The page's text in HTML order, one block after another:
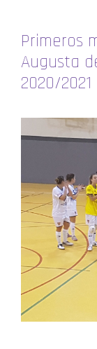
Primeros
Augusta
2020/2021